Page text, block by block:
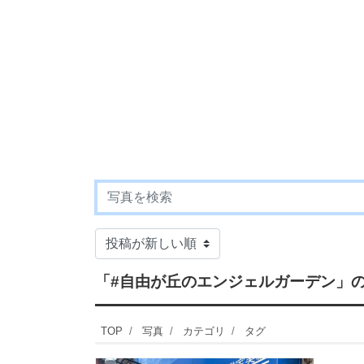
「#自由が丘のエンジェルガーデン」
TOP 写真 カテゴリ タグ